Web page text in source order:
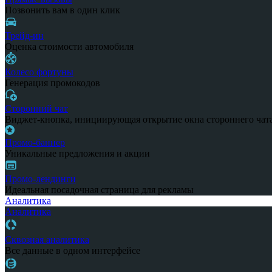
Позвонить вам в один клик
Трейд-ин
Оценка стоимости автомобиля
Колесо фортуны
Генерация промокодов
Сторонний чат
Виджет-кнопка, инициирующая открытие окна стороннего
Промо-баннер
Уникальные предложения и акции
Промо-лендинги
Идеальная посадочная страница для рекламы
Аналитика
Аналитика
Сквозная аналитика
Все данные в одном интерфейсе